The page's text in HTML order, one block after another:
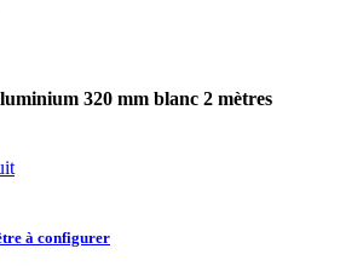
320 mm blanc 2 mètres
à configurer